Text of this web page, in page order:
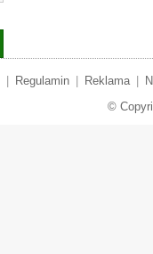
Regulamin Reklama
©